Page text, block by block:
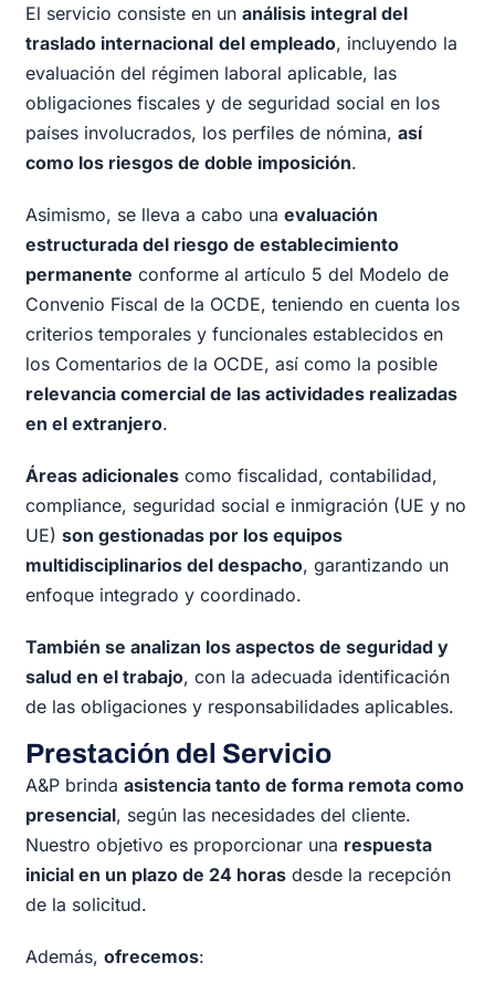
El servicio consiste en unanálisis integral del
traslado internacional del empleado, incluyendo la
evaluación del régimen laboral aplicable, las
obligaciones fiscales y de seguridad social en los
países involucrados, los perfiles de nómina,así
como los riesgos de doble imposición.
Asimismo, se lleva a cabo unaevaluación
estructurada del riesgo de establecimiento
permanente conforme al artículo 5 del Modelo de
Convenio Fiscal de la OCDE, teniendo en cuenta los
criterios temporales y funcionales establecidos en
los Comentarios de la OCDE, así como la posible
relevancia comercial de las actividades realizadas
en el extranjero.
Áreas adicionales como fiscalidad, contabilidad,
compliance, seguridad social e inmigración (UE y no
UE)son gestionadas por los equipos
multidisciplinarios del despacho, garantizando un
enfoque integrado y coordinado.
También se analizan los aspectos de seguridad y
salud en el trabajo, con la adecuada identificación
de las obligaciones y responsabilidades aplicables.
Prestación del Servicio
A&P brindaasistencia tanto de forma remota como
presencial, según las necesidades del cliente.
Nuestro objetivo es proporcionar una respuesta
inicial en un plazo de 24 horas desde la recepción
de la solicitud.
Además,ofrecemos: